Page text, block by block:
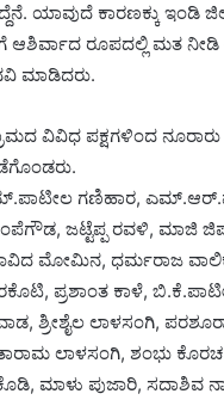
ಯಾವುದೆ ಕಾರಣಕ್ಕು ಇಂಡಿ
ಆಶಿರ್ವಾದ ರೂಪದಲ್ಲಿ ಮತ
ಮಾಡಿದರು.
ವಿವಿಧ ಪಕ್ಷಗಳಿಂದ
ಗಣಿಹಾರ,
ಜಟ್ಟೆಪ್ಪ ರವಳಿ, ಮಾಜಿ
ಮೋಮಿನ, ಧರ್ಮರಾಜ
ಪ್ರಶಾಂತ ಕಾಳೆ,
ಶ್ರೀಶೈಲ ಲಾಳಸಂಗಿ,
ಲಾಳಸಂಗಿ, ಶಂಭು
ಮಾಳು ಪುಜಾರಿ, ಸದಾಶಿವ